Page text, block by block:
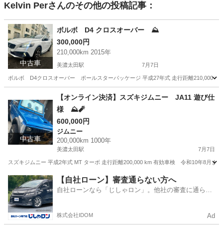
Kelvin Perさんのその他の投稿記事：
中古車
ボルボ D4 クロスオーバー ⛰️
300,000円
210,000km 2015年
美濃太田駅 7月7日
ボルボ D4クロスオーバー ポールスターパッケージ 平成27年式 走行距離210,000
美濃加茂市 美濃太田駅 ボルボ（Volvo）
中古車
【オンライン決済】スズキジムニー JA11 遊び仕
様 ⛰️🧨
600,000円
ジムニー
200,000km 1000年
美濃太田駅 7月7日
スズキジムニー 平成2年式 MT ターボ 走行距離200,000 km 有効車検 令和10年8月ま
岐阜 美濃加茂市 美濃太田駅 ジムニー スズキジムニー
【自社ローン】審査通らない方へ
自社ローンなら「じしゃロン」。他社の審査に通らな
株式会社IDOM Ad